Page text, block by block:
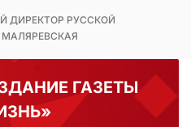
ДИРЕКТОР РУССКОЙ
ГАЗЕТЫ